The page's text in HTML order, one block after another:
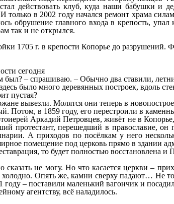
действовать клуб, куда наши бабушки
только в 2002 году начался ремонт храма
обрушение главного входа в крепость,
так и не открылся.
1705 г. в крепости Копорье до разрушений.
сегодня
был? – спрашиваю. – Обычно два ставили,
было много деревянных построек, вдоль
пустая?
вывезли. Молятся они теперь в
Потом, в 1859 году, его перестроили в
Аркадий Петровцев, живёт не в
протестант, перешедший в православие, он
А приходов по посёлкам у него
помещение под церковь прямо в здании
то будет полностью восстановлена
не могу. Но что касается церкви –
Опять же, камни сверху падают… Не
году – поставили маленький вагончик и
агентству, всё наладилось.